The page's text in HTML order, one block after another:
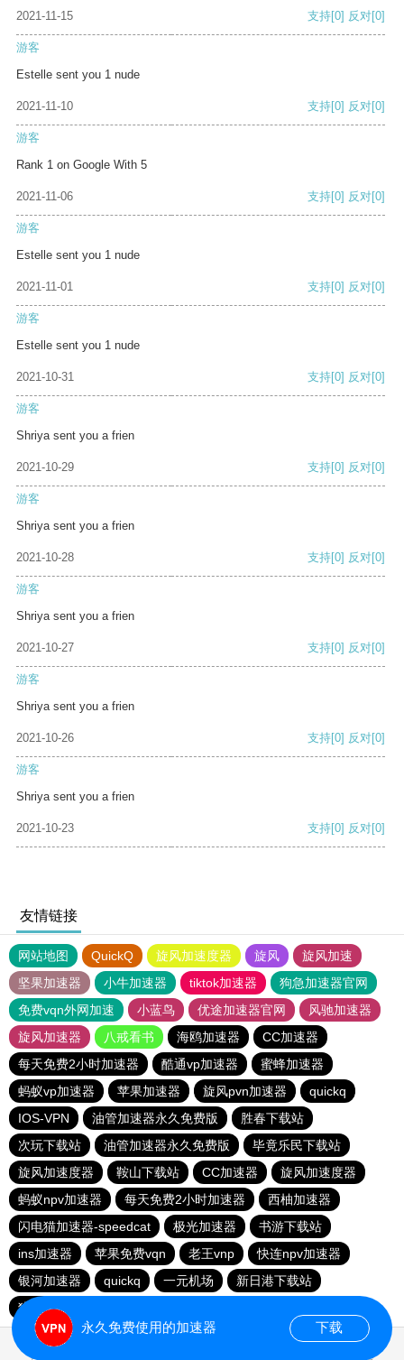
2021-11-15 支持[0] 反对[0]
游客
Estelle sent you 1 nude
2021-11-10 支持[0] 反对[0]
游客
Rank 1 on Google With 5
2021-11-06 支持[0] 反对[0]
游客
Estelle sent you 1 nude
2021-11-01 支持[0] 反对[0]
游客
Estelle sent you 1 nude
2021-10-31 支持[0] 反对[0]
游客
Shriya sent you a frien
2021-10-29 支持[0] 反对[0]
游客
Shriya sent you a frien
2021-10-28 支持[0] 反对[0]
游客
Shriya sent you a frien
2021-10-27 支持[0] 反对[0]
游客
Shriya sent you a frien
2021-10-26 支持[0] 反对[0]
游客
Shriya sent you a frien
2021-10-23 支持[0] 反对[0]
友情链接
网站地图 QuickQ 旋风加速度器 旋风
旋风加速
坚果加速器
小牛加速器 tiktok加速器
狗急加速器官网
免费vqn外网加速
小蓝鸟 优途加速器官网
风驰加速器
旋风加速器
八戒看书 海鸥加速器
CC加速器
每天免费2小时加速器
酷通vp加速器
蜜蜂加速器
蚂蚁vp加速器
苹果加速器 旋风pvn加速器
quickq
IOS-VPN
油管加速器永久免费版
胜春下载站
次玩下载站
油管加速器永久免费版
毕竟乐民下载站
旋风加速度器
鞍山下载站 CC加速器
旋风加速度器
蚂蚁npv加速器
每天免费2小时加速器
西柚加速器
闪电猫加速器-speedcat
极光加速器
书游下载站
ins加速器
苹果免费vqn 老王vnp
快连npv加速器
银河加速器
quickq 一元机场
新日港下载站
猎豹加速器
永久免费使用的加速器 下载